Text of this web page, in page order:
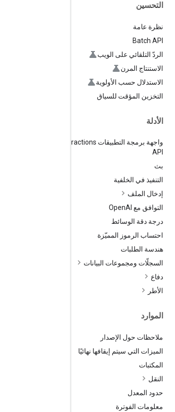
التحسين
نظرة عامة
Batch API
الردّ التلقائي على الويب
الاستنتاج المرن
الاستدلال حسب الأولوية
التخزين المؤقت للسياق
الأدلة
واجهة برمجة التطبيقات Interactions
API
بث
التنفيذ في الخلفية
إدخال الملف
التوافق مع Open AI
درجة دقة الوسائط
احتساب الرموز المميّزة
هندسة الطلبات
السجلّات ومجموعات البيانات
دفاع
الأطر
الموارد
ملاحظات حول الإصدار
الميزات التي سيتم إيقافها نهائيًا
المكتبات
النقل
حدود المعدل
معلومات الفوترة